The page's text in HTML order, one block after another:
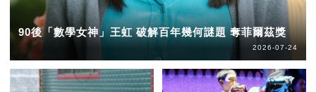
90後「數學女神」王虹 破解百年幾何謎題 奪菲爾茲獎
2026-07-24